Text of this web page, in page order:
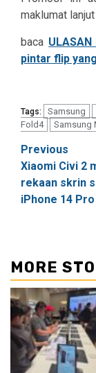
maklumat
baca
pintar flip
Tags: Samsung
Fold4
Samsung
Post
Previous
Xiaomi Civi 2
rekaan skrin
iPhone 14
MORE